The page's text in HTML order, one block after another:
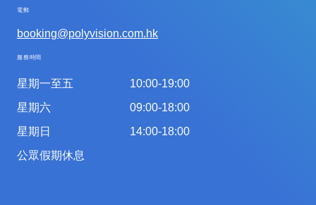
電郵
booking@polyvision.com.hk
服務時間
星期一至五
星期六
星期日
公眾假期休息
10:00-19:00
09:00-18:00
14:00-18:00